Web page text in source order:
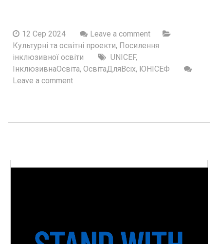
12 Сер 2024
Leave a comment
Культурні та освітні проекти, Посилення
інклюзивної освіти
UNICEF,
ІнклюзивнаОсвіта, ОсвітаДляВсіх, ЮНІСЕФ
Leave a comment